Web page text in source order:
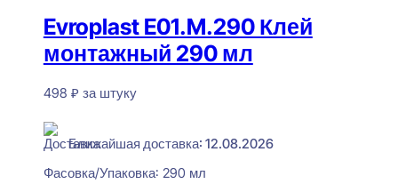
Evroplast E01.M.290 Клей
монтажный 290 мл
498 ₽ за штуку
Ближайшая доставка: 12.08.2026
Фасовка/Упаковка: 290 мл